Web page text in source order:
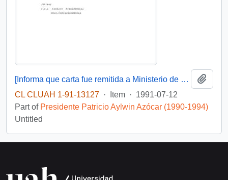
[Informa que carta fue remitida a Ministerio de Educación Pública, mediante Of. GAB. PRES. (0) 91/2438]
CL CLUAH 1-91-13127 · Item · 1991-07-12
Part of Presidente Patricio Aylwin Azócar (1990-1994)
Untitled